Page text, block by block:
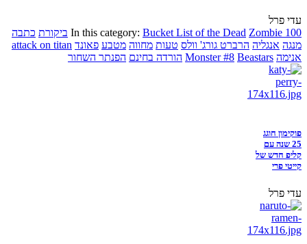
עדי פרל
In this category: Bucket List of the Dead Zombie 100 ביקורת כתבה
מנגה אנגליה הרברט גורג' וולס טעות מחווה מטבע פאונד attack on titan
אנימה
Monster #8 Beastars הורדה בחינם הפנתר השחור
פוקימון חוגג
25 שנה עם
קליפ חדש של
קייטי פרי
עדי פרל